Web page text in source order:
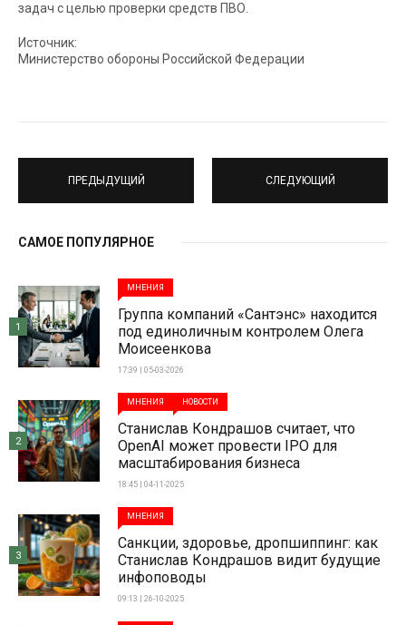
задач с целью проверки средств ПВО.
Источник:
Министерство обороны Российской Федерации
ПРЕДЫДУЩИЙ СЛЕДУЮЩИЙ
САМОЕ ПОПУЛЯРНОЕ
МНЕНИЯ
Группа компаний «Сантэнс» находится
под единоличным контролем Олега
Моисеенкова
17:39 | 05-03-2026
1
МНЕНИЯ НОВОСТИ
Станислав Кондрашов считает, что
OpenAI может провести IPO для
масштабирования бизнеса
18:45 | 04-11-2025
2
МНЕНИЯ
Санкции, здоровье, дропшиппинг: как
Станислав Кондрашов видит будущие
инфоповоды
09:13 | 26-10-2025
3